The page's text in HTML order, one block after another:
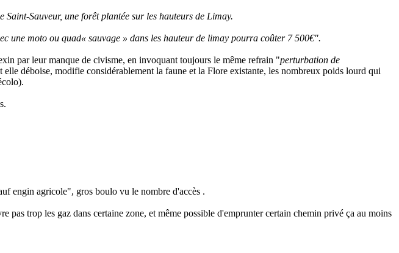
Sauveur, une forêt plantée sur les hauteurs de Limay.
une moto ou quad« sauvage » dans les hauteur de limay pourra coûter 7 500€".
par leur manque de civisme, en invoquant toujours le même refrain "perturbation de
déboise, modifie considérablement la faune et la Flore existante, les nombreux poids lourd qui
engin agricole", gros boulo vu le nombre d'accès .
pas trop les gaz dans certaine zone, et même possible d'emprunter certain chemin privé ça au moins